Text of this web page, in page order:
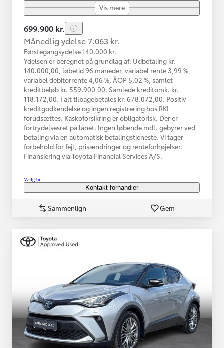
Vis mere
699.900 kr.
Månedlig ydelse 7.063 kr.
Førstegangsydelse 140.000 kr.
Ydelsen er beregnet på grundlag af: Udbetaling kr.
140.000,00, løbetid 96 måneder, variabel rente 3,99 %,
variabel debitorrente 4,06 %, ÅOP 5,02 %, samlet
kreditbeløb kr. 559.900,00. Samlede kreditomk. kr.
118.172,00. I alt tilbagebetales kr. 678.072,00. Positiv
kreditgodkendelse og ingen registrering hos RKI
forudsættes. Kaskoforsikring er obligatorisk. Der er
fortrydelsesret på lånet. Ingen løbende mdl. gebyrer ved
betaling via en automatisk betalingstjeneste. Vi tager
forbehold for fejl, prisændringer og renteforhøjelser.
Finansiering via Toyota Financial Services A/S.
Vælg bil
Kontakt forhandler
Sammenlign Gem